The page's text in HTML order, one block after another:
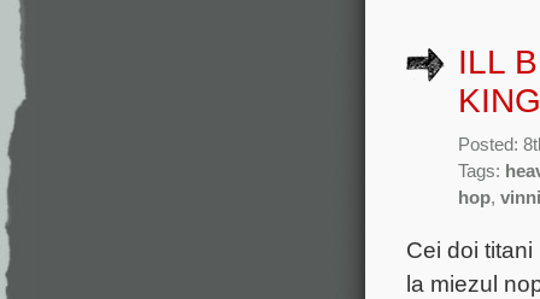
ILL
Posted:
Tags:
hop,
Cei doi
la miezul